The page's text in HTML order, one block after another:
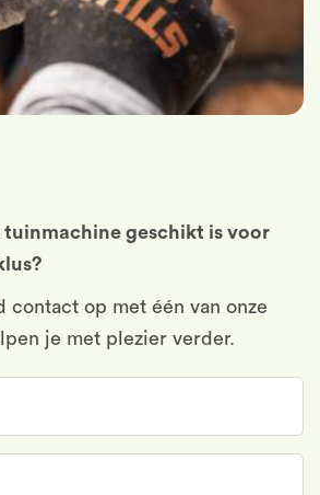
tuinmachine geschikt is voor
contact op met één van onze
je met plezier verder.